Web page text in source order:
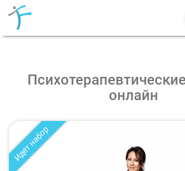
онлайн
Идет набор